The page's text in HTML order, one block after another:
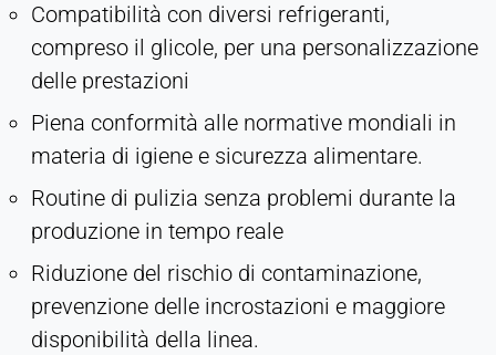
Compatibilità con diversi refrigeranti,
compreso il glicole, per una personalizzazione
delle prestazioni
Piena conformità alle normative mondiali in
materia di igiene e sicurezza alimentare.
Routine di pulizia senza problemi durante la
produzione in tempo reale
Riduzione del rischio di contaminazione,
prevenzione delle incrostazioni e maggiore
disponibilità della linea.